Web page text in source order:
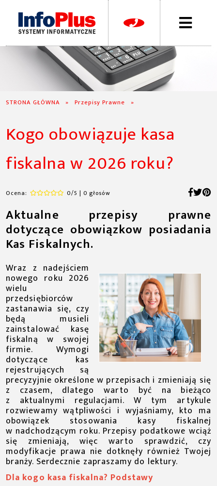
STRONA GŁÓWNA » Przepisy Prawne »
Kogo obowiązuje kasa
fiskalna w 2026 roku?
Ocena: 0/5 | 0 głosów
Aktualne przepisy prawne
dotyczące obowiązkow posiadania
Kas Fiskalnych.
Wraz z nadejściem
nowego roku 2026
wielu
przedsiębiorców
zastanawia się, czy
będą musieli
zainstalować kasę
fiskalną w swojej
firmie. Wymogi
dotyczące kas
rejestrujących są
precyzyjnie określone w przepisach i zmieniają się
z czasem, dlatego warto być na bieżąco
z aktualnymi regulacjami. W tym artykule
rozwiewamy wątpliwości i wyjaśniamy, kto ma
obowiązek stosowania kasy fiskalnej
w nadchodzącym roku. Przepisy podatkowe wciąż
się zmieniają, więc warto sprawdzić, czy
modyfikacje prawa nie dotknęły również Twojej
branży. Serdecznie zapraszamy do lektury.
Dla kogo kasa fiskalna? Podstawy